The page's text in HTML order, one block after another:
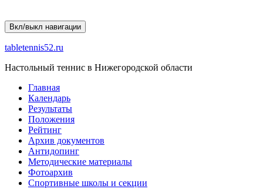
Вкл/выкл навигации
tabletennis52.ru
Настольный теннис в Нижегородской области
Главная
Календарь
Результаты
Положения
Рейтинг
Архив документов
Антидопинг
Методические материалы
Фотоархив
Спортивные школы и секции